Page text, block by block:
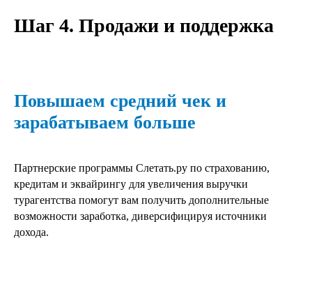
Шаг 4. Продажи и поддержка
Повышаем средний чек и
зарабатываем больше
Партнерские программы Слетать.ру по страхованию,
кредитам и эквайрингу для увеличения выручки
турагентства помогут вам получить дополнительные
возможности заработка, диверсифицируя источники
дохода.